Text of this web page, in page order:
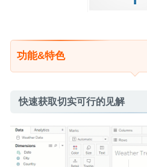
功能&特色
快速获取切实可行的见解